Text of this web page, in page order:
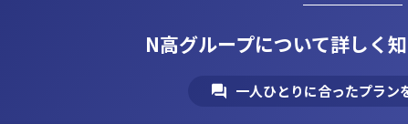
N高グループについて詳しく
一人ひとりに合ったプラン